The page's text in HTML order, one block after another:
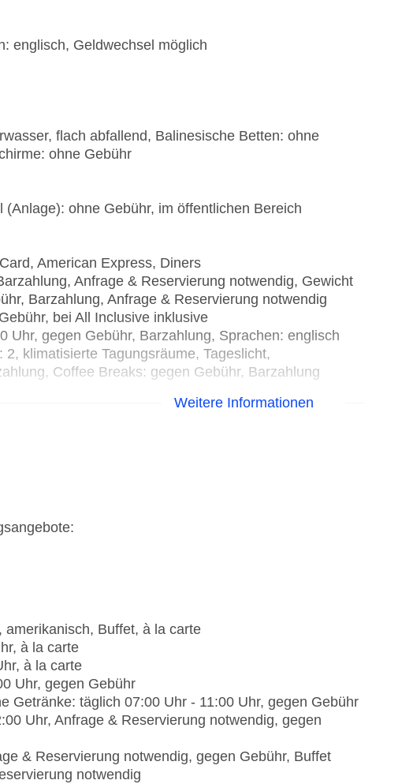
englisch, Geldwechsel möglich
flach abfallend, Balinesische Betten: ohne
ohne Gebühr
ohne Gebühr, im öffentlichen Bereich
American Express, Diners
Anfrage & Reservierung notwendig, Gewicht
Barzahlung, Anfrage & Reservierung notwendig
bei All Inclusive inklusive
Uhr, gegen Gebühr, Barzahlung, Sprachen: englisch
klimatisierte Tagungsräume, Tageslicht,
Coffee Breaks: gegen Gebühr, Barzahlung
Weitere Informationen
amerikanisch, Buffet, à la carte
à la carte
à la carte
Uhr, gegen Gebühr
Getränke: täglich 07:00 Uhr - 11:00 Uhr, gegen Gebühr
Uhr, Anfrage & Reservierung notwendig, gegen
& Reservierung notwendig, gegen Gebühr, Buffet
notwendig